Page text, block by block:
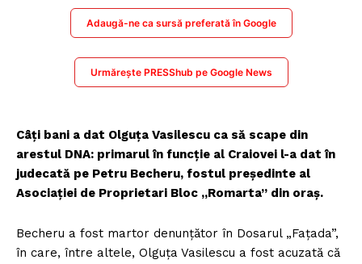
Adaugă-ne ca sursă preferată în Google
Urmărește PRESShub pe Google News
Câți bani a dat Olguța Vasilescu ca să scape din
arestul DNA: primarul în funcție al Craiovei l-a dat în
judecată pe Petru Becheru, fostul președinte al
Asociației de Proprietari Bloc „Romarta” din oraș.
Becheru a fost martor denunțător în Dosarul „Fațada”,
în care, între altele, Olguța Vasilescu a fost acuzată că